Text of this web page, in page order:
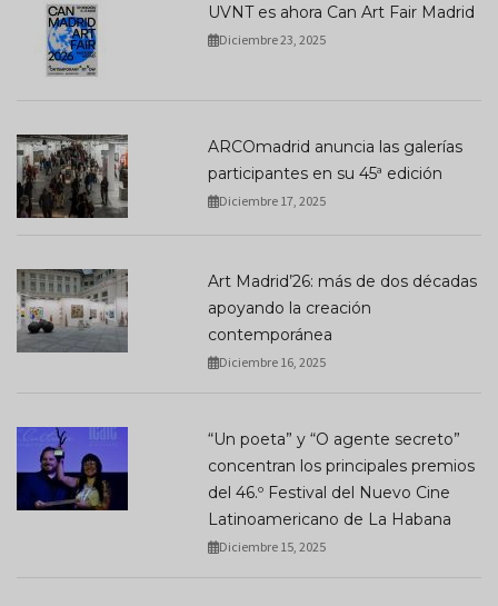
UVNT es ahora Can Art Fair Madrid
Diciembre 23, 2025
ARCOmadrid anuncia las galerías
participantes en su 45ª edición
Diciembre 17, 2025
Art Madrid’26: más de dos décadas
apoyando la creación
contemporánea
Diciembre 16, 2025
“Un poeta” y “O agente secreto”
concentran los principales premios
del 46.º Festival del Nuevo Cine
Latinoamericano de La Habana
Diciembre 15, 2025